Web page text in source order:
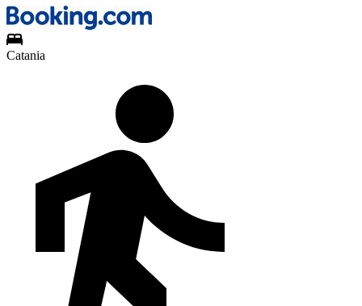
Catania